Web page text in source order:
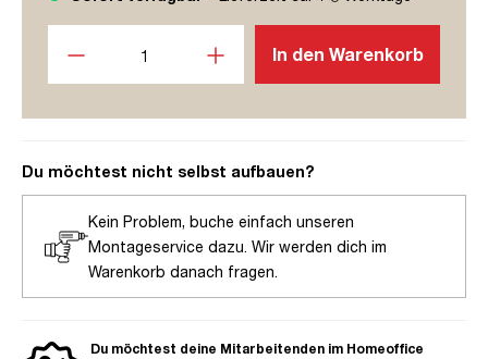
In den Warenkorb
Du möchtest nicht selbst aufbauen?
Kein Problem, buche einfach unseren
Montageservice dazu. Wir werden dich im
Warenkorb danach fragen.
Du möchtest deine Mitarbeitenden im Homeoffice